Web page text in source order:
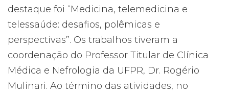
destaque foi “Medicina, telemedicina e
telessaúde: desafios, polêmicas e
perspectivas”. Os trabalhos tiveram a
coordenação do Professor Titular de Clínica
Médica e Nefrologia da UFPR, Dr. Rogério
Mulinari. Ao término das atividades, no